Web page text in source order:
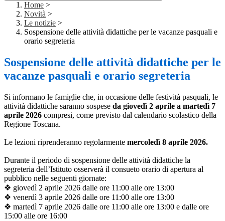
Home >
Novità >
Le notizie >
Sospensione delle attività didattiche per le vacanze pasquali e
orario segreteria
Sospensione delle attività didattiche per le
vacanze pasquali e orario segreteria
Si informano le famiglie che, in occasione delle festività pasquali, le
attività didattiche saranno sospese da giovedì 2 aprile a martedì 7
aprile 2026 compresi, come previsto dal calendario scolastico della
Regione Toscana.
Le lezioni riprenderanno regolarmente mercoledì 8 aprile 2026.
Durante il periodo di sospensione delle attività didattiche la
segreteria dell’Istituto osserverà il consueto orario di apertura al
pubblico nelle seguenti giornate:
❖ giovedì 2 aprile 2026 dalle ore 11:00 alle ore 13:00
❖ venerdì 3 aprile 2026 dalle ore 11:00 alle ore 13:00
❖ martedì 7 aprile 2026 dalle ore 11:00 alle ore 13:00 e dalle ore
15:00 alle ore 16:00